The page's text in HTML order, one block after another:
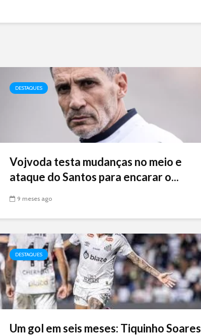
DESTAQUES
Vojvoda testa mudanças no meio e
ataque do Santos para encarar o...
9 meses ago
DESTAQUES
Um gol em seis meses: Tiquinho Soares